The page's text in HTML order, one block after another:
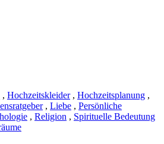
, Hochzeitskleider, Hochzeitsplanung ,
, Liebe , Persönliche
, Religion , Spirituelle Bedeutung